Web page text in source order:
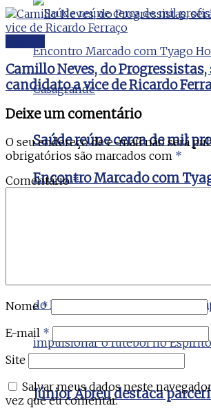
Saúde reúne cerca de mil
Encontro Marcado com
Júnior Abreu destaca
Camillo Neves, do Progressistas,
candidato a vice de Ricardo
Deixe um comentário
O seu endereço de e-mail não será
obrigatórios são marcados com *
Comentário*
Nome*
E-mail *
Site
Salvar meus dados neste
vez que eu comentar.